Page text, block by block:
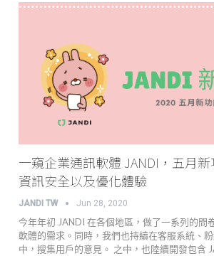
一窺企業通訊軟體 JANDI，五月
資訊安全以及優化體驗
JANDI TW Jun 28, 2020
今年年初 JANDI 在各個地區，做了一系列的問
軟體的需求。同時，我們也持續在客服系統、
中，搜集用戶的意見。 之中，也陸續開發包含